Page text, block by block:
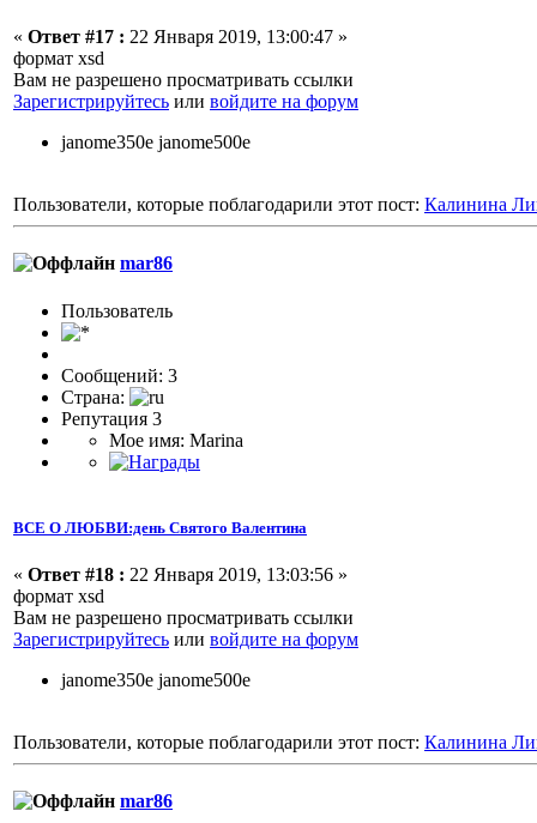
« Ответ #17 : 22 Января 2019, 13:00:47 »
формат xsd
Вам не разрешено просматривать ссылки
Зарегистрируйтесь или войдите на форум
janome350e janome500e
Пользователи, которые поблагодарили этот пост: Калинина
mar86
Пользователь
Сообщений: 3
Страна:
Репутация 3
Мое имя: Marina
ВСЕ О ЛЮБВИ:день Святого Валентина
« Ответ #18 : 22 Января 2019, 13:03:56 »
формат xsd
Вам не разрешено просматривать ссылки
Зарегистрируйтесь или войдите на форум
janome350e janome500e
Пользователи, которые поблагодарили этот пост: Калинина
mar86